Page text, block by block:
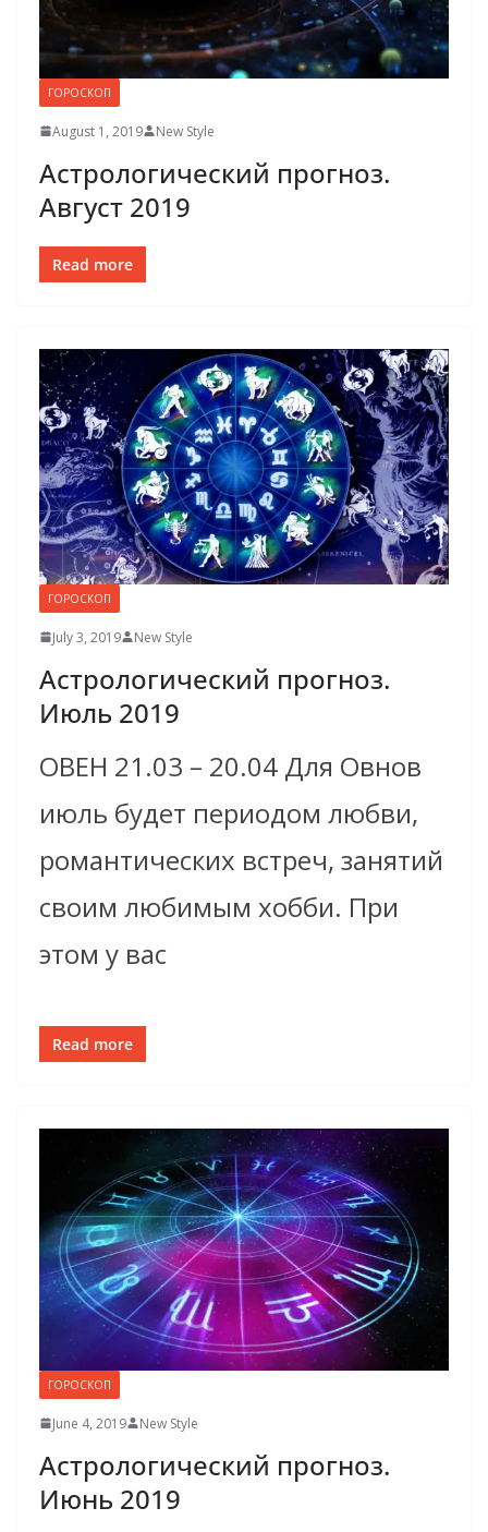
ГОРОСКОП
August 1, 2019 New Style
Астрологический прогноз.
Август 2019
Read more
ГОРОСКОП
July 3, 2019 New Style
Астрологический прогноз.
Июль 2019
ОВЕН 21.03 – 20.04 Для Овнов
июль будет периодом любви,
романтических встреч, занятий
своим любимым хобби. При
этом у вас
Read more
ГОРОСКОП
June 4, 2019 New Style
Астрологический прогноз.
Июнь 2019